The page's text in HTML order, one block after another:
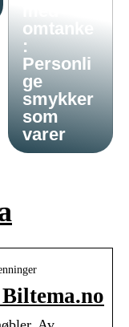
omtanke
:
Personli
ge
smykker
som
varer